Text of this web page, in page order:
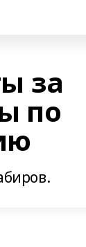
за
по